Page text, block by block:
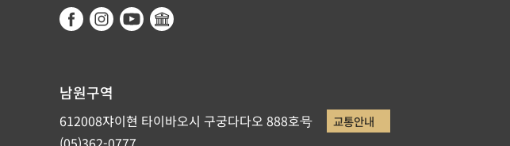
남원구역
612008쟈이현 타이바오시 구궁다다오 888호号 교통안내